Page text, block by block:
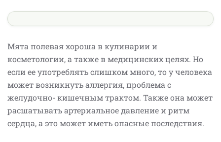
Мята полевая хороша в кулинарии и
косметологии, а также в медицинских целях. Но
если ее употреблять слишком много, то у человека
может возникнуть аллергия, проблема с
желудочно- кишечным трактом. Также она может
расшатывать артериальное давление и ритм
сердца, а это может иметь опасные последствия.